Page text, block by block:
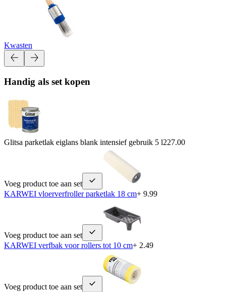
Kwasten
Handig als set kopen
Glitsa parketlak eiglans blank intensief gebruik 5 l227.00
Voeg product toe aan set
KARWEI vloerverfroller parketlak 18 cm+ 9.99
Voeg product toe aan set
KARWEI verfbak voor rollers tot 10 cm+ 2.49
Voeg product toe aan set